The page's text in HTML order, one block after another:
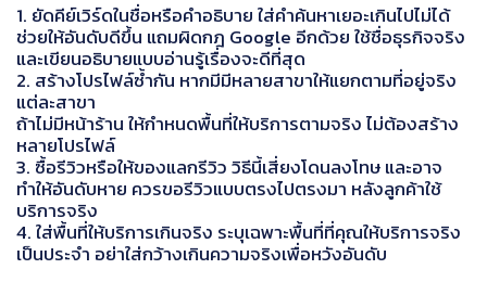
1. ยัดคีย์เวิร์ดในชื่อหรือคำอธิบาย ใส่คำค้นหาเยอะเกินไปไม่ได้
ช่วยให้อันดับดีขึ้น แถมผิดกฎ Google อีกด้วย ใช้ชื่อธุรกิจจริง
และเขียนอธิบายแบบอ่านรู้เรื่องจะดีที่สุด
2. สร้างโปรไฟล์ซ้ำกัน หากมีมีหลายสาขาให้แยกตามที่อยู่จริง
แต่ละสาขา
ถ้าไม่มีหน้าร้าน ให้กำหนดพื้นที่ให้บริการตามจริง ไม่ต้องสร้าง
หลายโปรไฟล์
3. ซื้อรีวิวหรือให้ของแลกรีวิว วิธีนี้เสี่ยงโดนลงโทษ และอาจ
ทำให้อันดับหาย ควรขอรีวิวแบบตรงไปตรงมา หลังลูกค้าใช้
บริการจริง
4. ใส่พื้นที่ให้บริการเกินจริง ระบุเฉพาะพื้นที่ที่คุณให้บริการจริง
เป็นประจำ อย่าใส่กว้างเกินความจริงเพื่อหวังอันดับ